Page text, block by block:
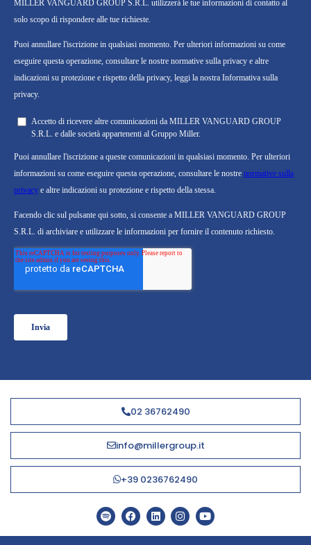
02 36762490
info@millergroup.it
+39 0236762490